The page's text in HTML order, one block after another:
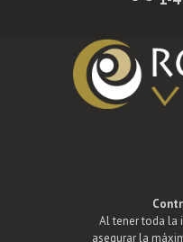
Al tener toda la
asegurar la